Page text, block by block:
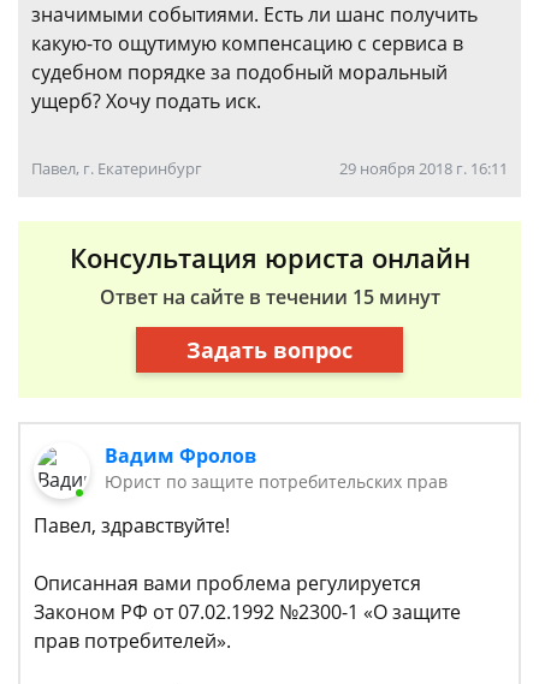
значимыми событиями. Есть ли шанс получить
какую-то ощутимую компенсацию с сервиса в
судебном порядке за подобный моральный
ущерб? Хочу подать иск.
Павел, г. Екатеринбург 29 ноября 2018 г. 16:11
Консультация юриста онлайн
Ответ на сайте в течении 15 минут
Задать вопрос
Вадим Фролов
Юрист по защите потребительских прав
Павел, здравствуйте!
Описанная вами проблема регулируется
Законом РФ от 07.02.1992 №2300-1 «О защите
прав потребителей».